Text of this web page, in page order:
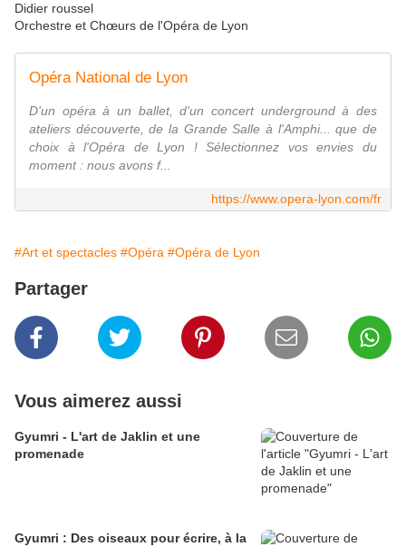
Didier roussel
Orchestre et Chœurs de l'Opéra de Lyon
Opéra National de Lyon
D'un opéra à un ballet, d'un concert underground à des
ateliers découverte, de la Grande Salle à l'Amphi... que de
choix à l'Opéra de Lyon ! Sélectionnez vos envies du
moment : nous avons f...
https://www.opera-lyon.com/fr
#Art et spectacles #Opéra #Opéra de Lyon
Partager
Vous aimerez aussi
Gyumri - L'art de Jaklin et une
promenade
Gyumri : Des oiseaux pour écrire, à la